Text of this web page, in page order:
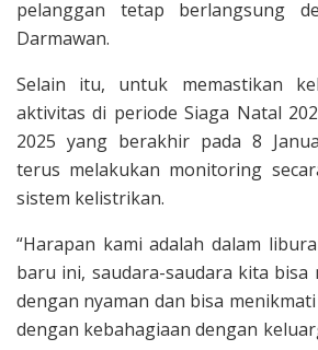
pelanggan tetap berlangsung
Darmawan.
Selain itu, untuk memastikan
aktivitas di periode Siaga Natal
2025 yang berakhir pada 8
terus melakukan monitoring
sistem kelistrikan.
“Harapan kami adalah dalam
baru ini, saudara-saudara kita bisa
dengan nyaman dan bisa
dengan kebahagiaan dengan